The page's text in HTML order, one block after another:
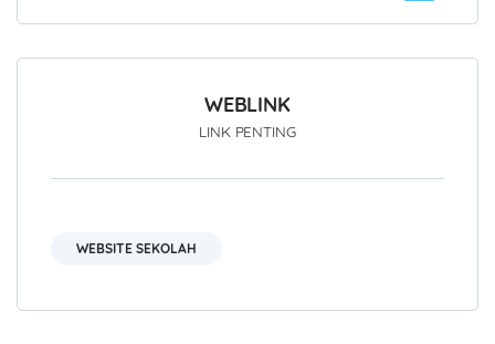
WEBLINK
LINK PENTING
WEBSITE SEKOLAH